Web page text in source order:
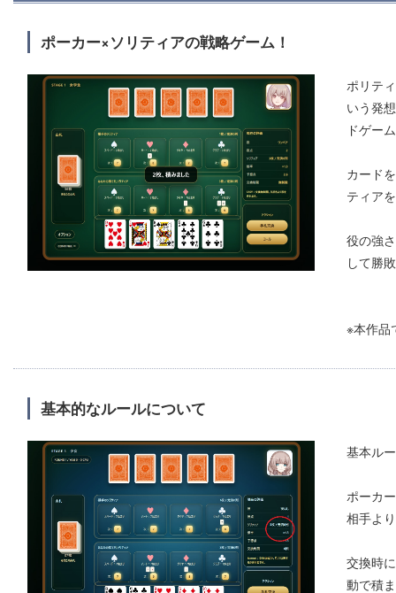
ポーカー×ソリティアの戦略ゲーム！
ポリテ
いう発
ドゲー
カード
ティア
役の強
して勝
※本作品
基本的なルールについて
基本ル
ポーカ
相手よ
交換時
動で積